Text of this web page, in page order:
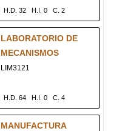
H.D. 32 H.I. 0 C. 2
LABORATORIO DE
MECANISMOS
LIM3121
H.D. 64 H.I. 0 C. 4
MANUFACTURA